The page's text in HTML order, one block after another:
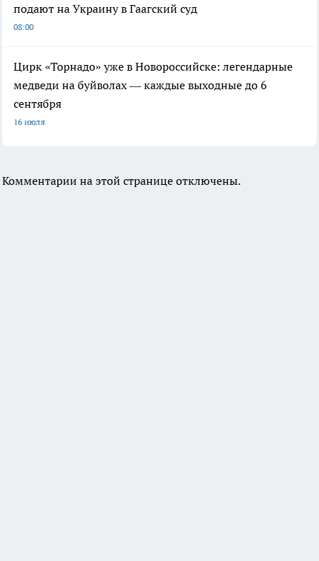
подают на Украину в Гаагский суд
08:00
Цирк «Торнадо» уже в Новороссийске: легендарные
медведи на буйволах — каждые выходные до 6
сентября
16 июля
Комментарии на этой странице отключены.